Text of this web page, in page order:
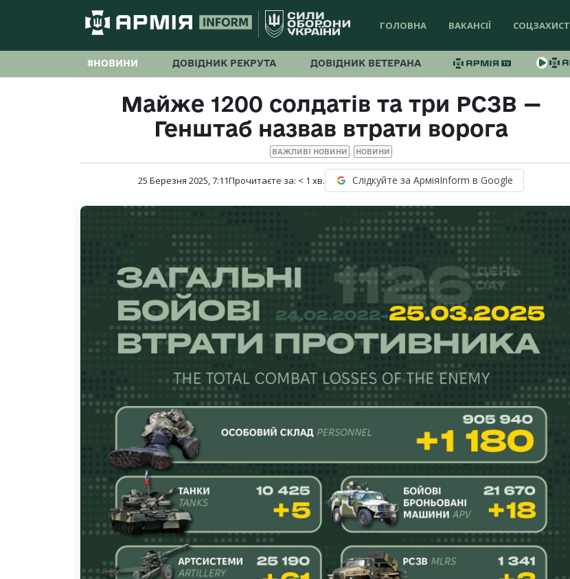
ГОЛОВНА ВАКАНСІЇ СОЦЗАХИСТ
#НОВИНИ ДОВІДНИК РЕКРУТА ДОВІДНИК ВЕТЕРАНА
Майже 1200 солдатів та три РСЗВ —
Генштаб назвав втрати ворога
ВАЖЛИВІ НОВИНИ НОВИНИ
25 Березня 2025, 7:11Прочитаєте за: < 1 хв. Слідкуйте за АрміяInform в Google